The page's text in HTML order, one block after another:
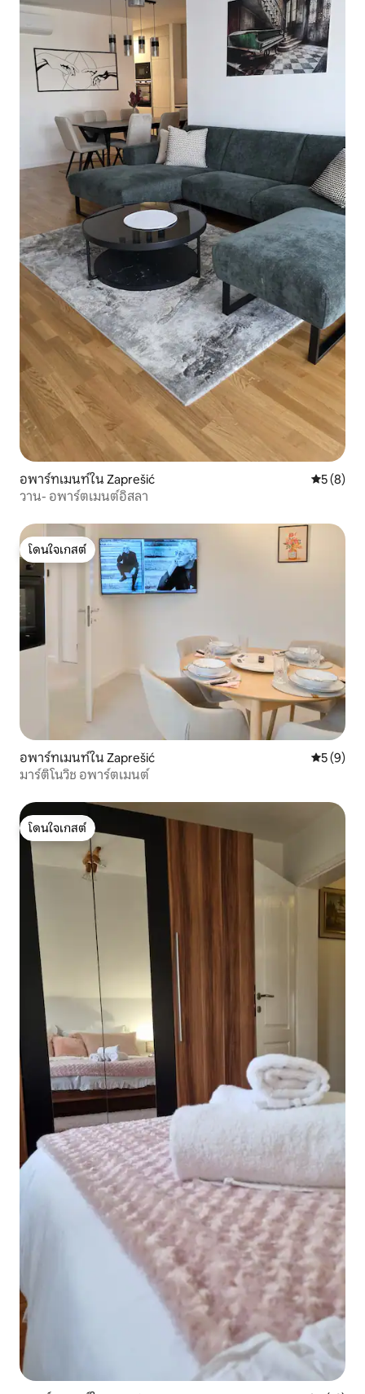
อพาร์ทเมนท์ใน Zaprešić คะแนนเฉ
5 (8)
วาน- อพาร์ตเมนต์อิสลา
โดนใจเกสต์
โดนใจเกสต์
อพาร์ทเมนท์ใน Zaprešić คะแนนเฉ
5 (9)
มาร์ติโนวิช อพาร์ตเมนต์
โดนใจเกสต์
โดนใจเกสต์